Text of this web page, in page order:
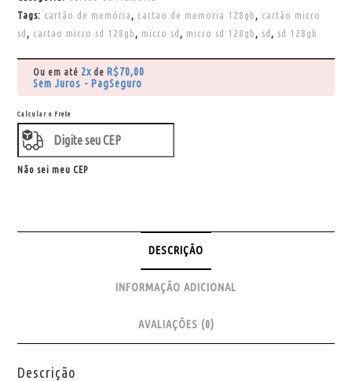
Tags: cartão de memória , cartao de memoria 128gb , cartão micro
sd , cartao micro sd 128gb , micro sd , micro sd 128gb , sd , sd 128gb
Ou em até 2x de R$70,00
Sem Juros - PagSeguro
Calcular o Frete
Não sei meu CEP
DESCRIÇÃO
INFORMAÇÃO ADICIONAL
AVALIAÇÕES (0)
Descrição